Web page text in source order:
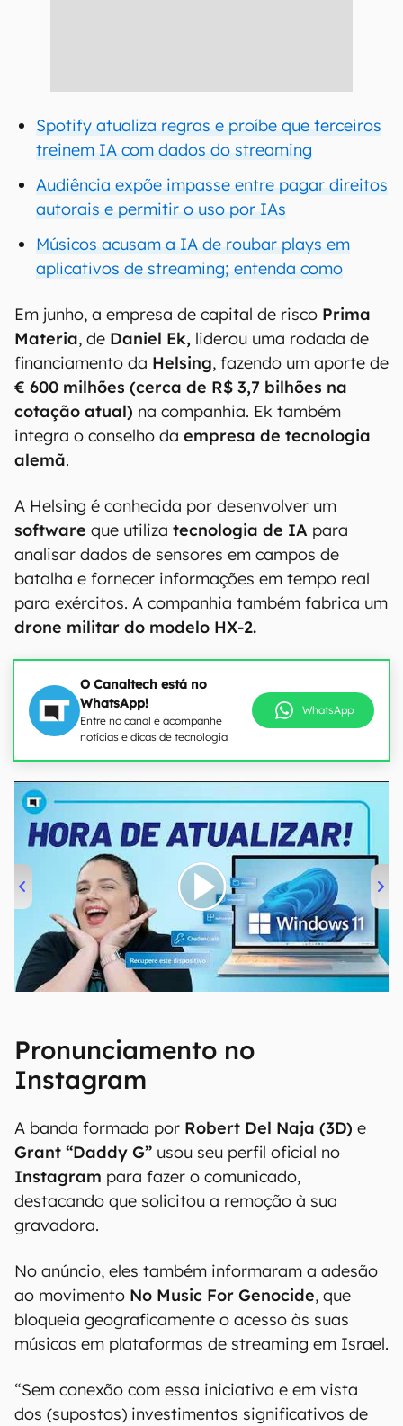
Spotify atualiza regras e proíbe que terceiros
treinem IA com dados do streaming
Audiência expõe impasse entre pagar direitos
autorais e permitir o uso por IAs
Músicos acusam a IA de roubar plays em
aplicativos de streaming; entenda como
Em junho, a empresa de capital de risco Prima
Materia, de Daniel Ek, liderou uma rodada de
financiamento da Helsing, fazendo um aporte de
€ 600 milhões (cerca de R$ 3,7 bilhões na
cotação atual) na companhia. Ek também
integra o conselho da empresa de tecnologia
alemã.
A Helsing é conhecida por desenvolver um
software que utiliza tecnologia de IA para
analisar dados de sensores em campos de
batalha e fornecer informações em tempo real
para exércitos. A companhia também fabrica um
drone militar do modelo HX-2.
O Canaltech está no
WhatsApp!
Entre no canal e acompanhe
notícias e dicas de tecnologia
WhatsApp
00:00 04:52
Pronunciamento no
Instagram
A banda formada por Robert Del Naja (3D) e
Grant “Daddy G” usou seu perfil oficial no
Instagram para fazer o comunicado,
destacando que solicitou a remoção à sua
gravadora.
No anúncio, eles também informaram a adesão
ao movimento No Music For Genocide, que
bloqueia geograficamente o acesso às suas
músicas em plataformas de streaming em Israel.
“Sem conexão com essa iniciativa e em vista
dos (supostos) investimentos significativos de